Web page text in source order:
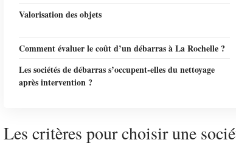
Valorisation des objets
Comment évaluer le coût d’un débarras à La Rochelle ?
Les sociétés de débarras s’occupent-elles du nettoyage
après intervention ?
Les critères pour choisir une